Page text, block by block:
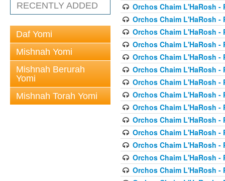
RECENTLY ADDED
Daf Yomi
Mishnah Yomi
Mishnah Berurah
Yomi
Mishnah Torah Yomi
Orchos Chaim L'HaRosh -
Orchos Chaim L'HaRosh -
Orchos Chaim L'HaRosh -
Orchos Chaim L'HaRosh -
Orchos Chaim L'HaRosh -
Orchos Chaim L'HaRosh -
Orchos Chaim L'HaRosh -
Orchos Chaim L'HaRosh -
Orchos Chaim L'HaRosh -
Orchos Chaim L'HaRosh -
Orchos Chaim L'HaRosh -
Orchos Chaim L'HaRosh -
Orchos Chaim L'HaRosh -
Orchos Chaim L'HaRosh -